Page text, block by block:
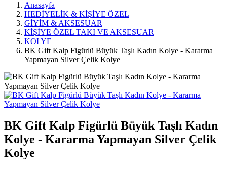
Anasayfa
HEDİYELİK & KİŞİYE ÖZEL
GİYİM & AKSESUAR
KİŞİYE ÖZEL TAKI VE AKSESUAR
KOLYE
BK Gift Kalp Figürlü Büyük Taşlı Kadın Kolye - Kararma
Yapmayan Silver Çelik Kolye
BK Gift Kalp Figürlü Büyük Taşlı Kadın
Kolye - Kararma Yapmayan Silver Çelik
Kolye